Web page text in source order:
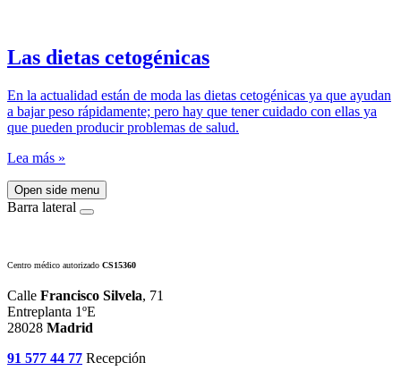
Las dietas cetogénicas
En la actualidad están de moda las dietas cetogénicas ya que ayudan
a bajar peso rápidamente; pero hay que tener cuidado con ellas ya
que pueden producir problemas de salud.
Lea más »
Open side menu
Barra lateral
Centro médico autorizado CS15360
Calle Francisco Silvela, 71
Entreplanta 1ºE
28028 Madrid
91 577 44 77 Recepción